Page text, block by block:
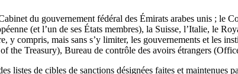
du gouvernement fédéral des Émirats arabes unis ; le
(et l’un de ses États membres), la Suisse, l’Italie, le
y compris, mais sans s’y limiter, les gouvernements et les
the Treasury), Bureau de contrôle des avoirs étrangers
listes de cibles de sanctions désignées faites et